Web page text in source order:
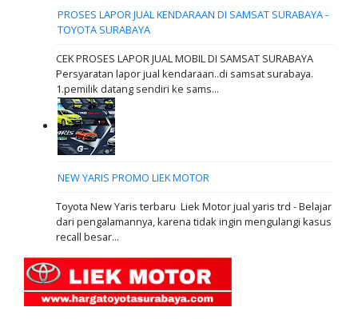
PROSES LAPOR JUAL KENDARAAN DI SAMSAT SURABAYA -
TOYOTA SURABAYA
CEK PROSES LAPOR JUAL MOBIL DI SAMSAT SURABAYA
Persyaratan lapor jual kendaraan..di samsat surabaya.
1.pemilik datang sendiri ke sams...
NEW YARIS PROMO LIEK MOTOR
Toyota New Yaris terbaru Liek Motor jual yaris trd - Belajar
dari pengalamannya, karena tidak ingin mengulangi kasus
recall besar...